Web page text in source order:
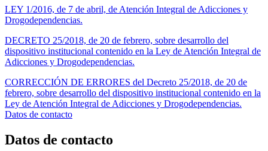
LEY 1/2016, de 7 de abril, de Atención Integral de Adicciones y
Drogodependencias.
DECRETO 25/2018, de 20 de febrero, sobre desarrollo del
dispositivo institucional contenido en la Ley de Atención Integral de
Adicciones y Drogodependencias.
CORRECCIÓN DE ERRORES del Decreto 25/2018, de 20 de
febrero, sobre desarrollo del dispositivo institucional contenido en la
Ley de Atención Integral de Adicciones y Drogodependencias.
Datos de contacto
Datos de contacto